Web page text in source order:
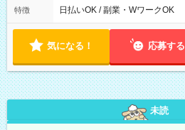
00
特徴 日払いOK / 副業・WワークOK
気になる！ 応募する
未読